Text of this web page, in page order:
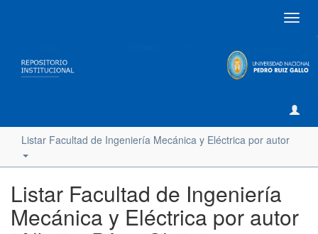
Listar Facultad de Ingeniería Mecánica y Eléctrica por autor
Listar Facultad de Ingeniería
Mecánica y Eléctrica por autor